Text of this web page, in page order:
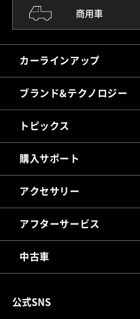
カーラインアップ
商用車
ブランド&テクノロジー
トピックス
購入サポート
アクセサリー
アフターサービス
中古車
公式SNS